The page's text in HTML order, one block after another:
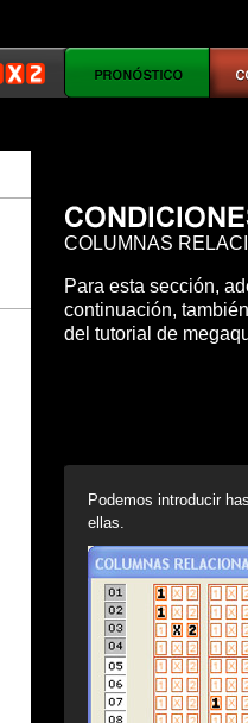
COLUMNAS
Para esta sección,
continuación,
del tutorial de
Podemos introducir
ellas.